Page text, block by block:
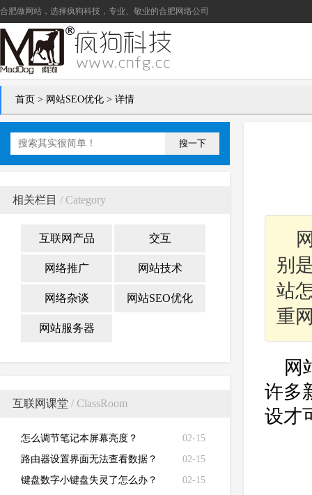
合肥做网站 ，选择疯狗科技，专业、敬业的合肥网络公司
首页 > 网站SEO优化 > 详情
搜一下
相关栏目 / Category
互联网产品 交互
网络推广 网站技术
网络杂谈 网站SEO优化
网站服务器
互联网课堂 / ClassRoom
02-15
怎么调节笔记本屏幕亮度？
02-15
路由器设置界面无法查看数据？
02-15
键盘数字小键盘失灵了怎么办？
别
站
重
网
许多
设才